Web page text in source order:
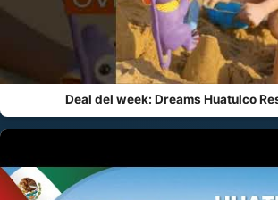
Deal del week: Dreams Huatulco